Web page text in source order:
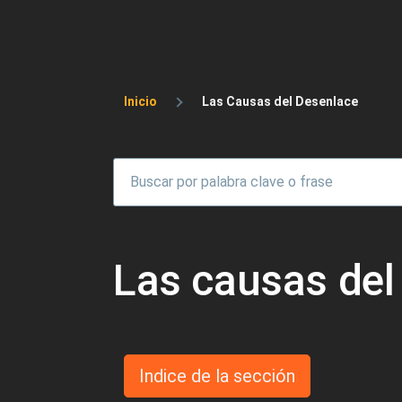
Sobrescribir enlaces
Inicio Las Causas del Desenlace
Las causas
Indice de la sección